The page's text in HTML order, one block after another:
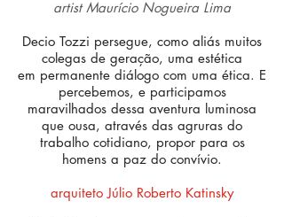
artist Maurício Nogueira Lima
Decio Tozzi persegue, como aliás muitos
colegas de geração, uma estética
em permanente diálogo com uma ética. E
percebemos, e participamos
maravilhados dessa aventura luminosa
que ousa, através das agruras do
trabalho cotidiano, propor para os
homens a paz do convívio.
arquiteto Júlio Roberto Katinsky